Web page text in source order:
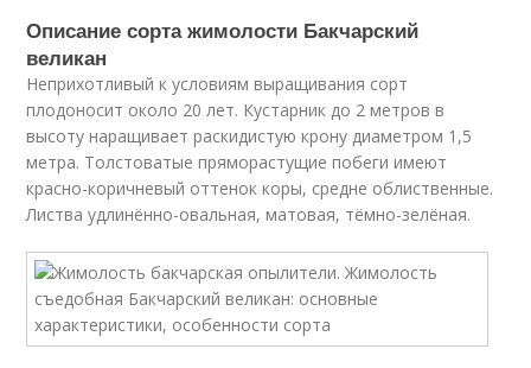
Описание сорта жимолости Бакчарский
великан
Неприхотливый к условиям выращивания сорт
плодоносит около 20 лет. Кустарник до 2 метров в
высоту наращивает раскидистую крону диаметром 1,5
метра. Толстоватые пряморастущие побеги имеют
красно-коричневый оттенок коры, средне облиственные.
Листва удлинённо-овальная, матовая, тёмно-зелёная.